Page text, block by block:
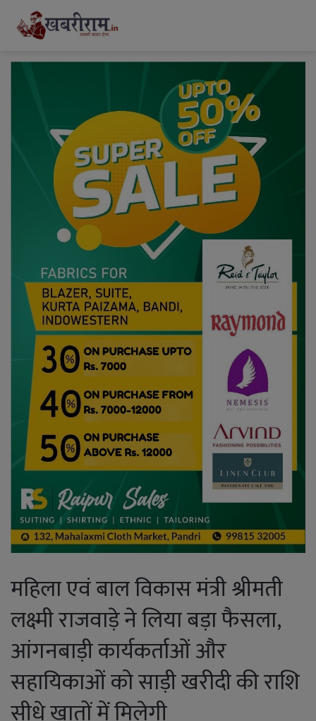
महिला एवं बाल विकास मंत्री श्रीमती
लक्ष्मी राजवाड़े ने लिया बड़ा फैसला,
आंगनबाड़ी कार्यकर्ताओं और
सहायिकाओं को साड़ी खरीदी की राशि
सीधे खातों में मिलेगी